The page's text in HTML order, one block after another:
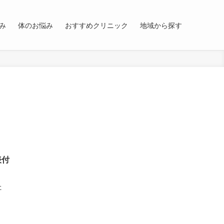
体のお悩み おすすめクリニック 地域から探す